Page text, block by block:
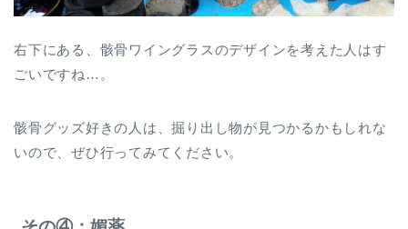
右下にある、骸骨ワイングラスのデザインを考えた人はす
ごいですね…。
骸骨グッズ好きの人は、掘り出し物が見つかるかもしれな
いので、ぜひ行ってみてください。